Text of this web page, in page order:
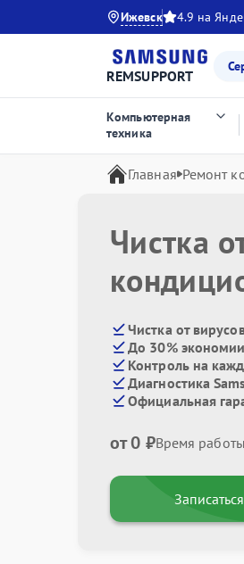
Ижевск 4.9 на
REMSUPPORT
Компьютерная
техника
Главная Ремонт
Чистка
Чистка от
До 30% экономии
Контроль на
Диагностика
Официальная
от 0 ₽Время
Записаться